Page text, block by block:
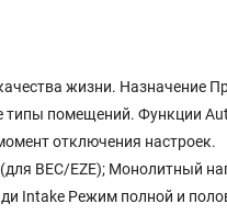
жизни. Назначение
типы помещений. Функции
отключения настроек.
BEC/EZE); Монолитный
Intake Режим полной и